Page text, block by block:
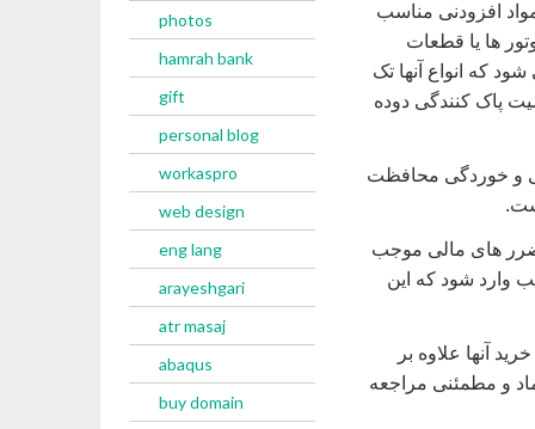
photos
hamrah bank
gift
personal blog
workaspro
web design
eng lang
arayeshgari
atr masaj
abaqus
buy domain
افزودنی مناسب
ها یا قطعات
که انواع آنها تک
پاک کنندگی دوده
و خوردگی محافظت
های مالی موجب
وارد شود که این
آنها علاوه بر
و‌ مطمئنی مراجعه